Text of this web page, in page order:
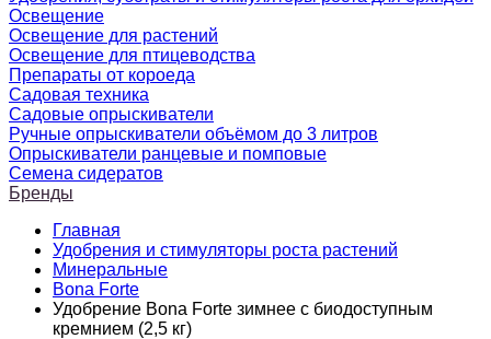
Освещение
Освещение для растений
Освещение для птицеводства
Препараты от короеда
Садовая техника
Садовые опрыскиватели
Ручные опрыскиватели объёмом до 3 литров
Опрыскиватели ранцевые и помповые
Семена сидератов
Бренды
Главная
Удобрения и стимуляторы роста растений
Минеральные
Bona Forte
Удобрение Bona Forte зимнее с биодоступным
кремнием (2,5 кг)